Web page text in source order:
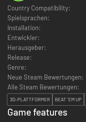
Country Compatibility:
Spielsprachen:
Installation:
Entwickler:
Herausgeber:
Release:
Genre:
Neue Steam Bewertungen:
Alle Steam Bewertungen:
3D-PLATTFORMER BEAT ’EM UP
Game features